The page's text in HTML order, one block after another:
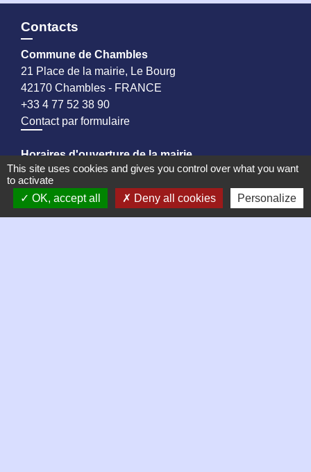
Contacts
Commune de Chambles
21 Place de la mairie, Le Bourg
42170 Chambles - FRANCE
+33 4 77 52 38 90
Contact par formulaire
Horaires d'ouverture de la mairie
Mardi 9h à 12h
Jeudi 9h à 13h
Vendredi 9h à 13h puis 14h à 17h
Samedi matin de 9h à 12h, permanence des élus
This site uses cookies and gives you control over what you want
to activate
OK, accept all
Deny all cookies Personalize